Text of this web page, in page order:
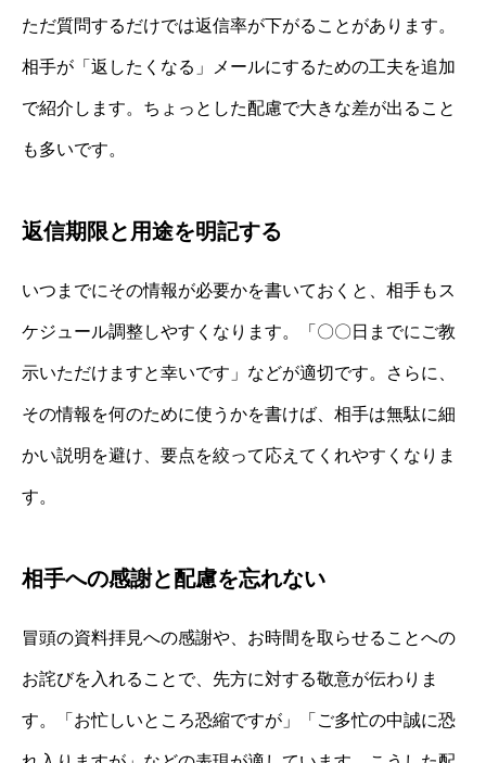
ただ質問するだけでは返信率が下がることがあります。
相手が「返したくなる」メールにするための工夫を追加
で紹介します。ちょっとした配慮で大きな差が出ること
も多いです。
返信期限と用途を明記する
いつまでにその情報が必要かを書いておくと、相手もス
ケジュール調整しやすくなります。「〇〇日までにご教
示いただけますと幸いです」などが適切です。さらに、
その情報を何のために使うかを書けば、相手は無駄に細
かい説明を避け、要点を絞って応えてくれやすくなりま
す。
相手への感謝と配慮を忘れない
冒頭の資料拝見への感謝や、お時間を取らせることへの
お詫びを入れることで、先方に対する敬意が伝わりま
す。「お忙しいところ恐縮ですが」「ご多忙の中誠に恐